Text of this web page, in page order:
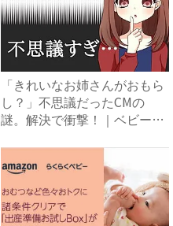
「きれいなお姉さんがおもら
し？」不思議だったCMの
謎。解決で衝撃！｜ベビーカ